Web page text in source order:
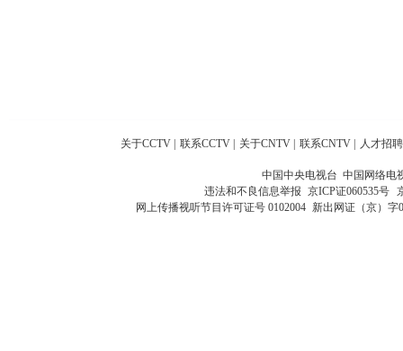
关于CCTV 联系CCTV 关于CNTV 联系CNTV 人才招聘
中国中央电视台 中国网络电
违法和不良信息举报 京ICP证060535号
网上传播视听节目许可证号 0102004 新出网证（京）